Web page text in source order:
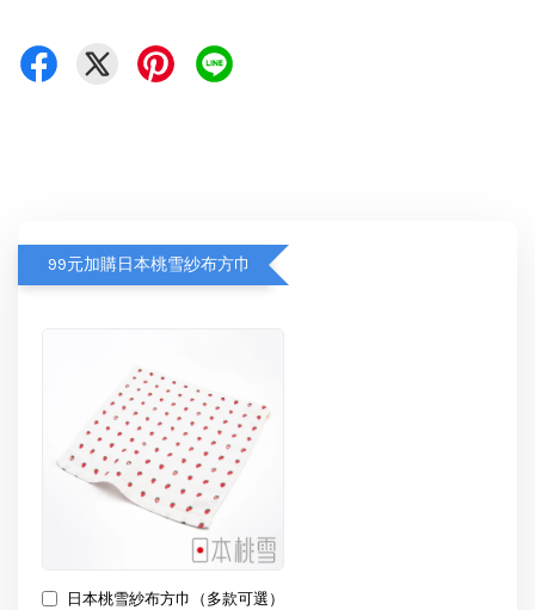
99元加購日本桃雪紗布方巾
日本桃雪紗布方巾（多款可選）